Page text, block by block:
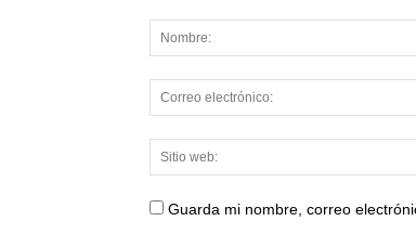
Guarda mi nombre, correo